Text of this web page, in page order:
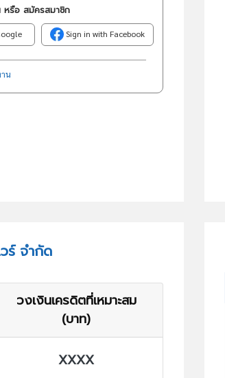
หรือ สมัครสมาชิก
Sign in with Facebook
น
ร์ จำกัด
วงเงินเครดิตที่เหมาะสม
(บาท)
XXXX